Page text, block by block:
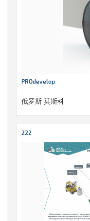
PROdevelop
俄罗斯 莫斯科
222